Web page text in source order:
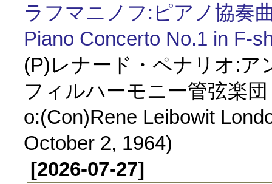
ラフマニノフ:ピアノ協奏
Piano Concerto No.1 in F-
(P)レナード・ペナリオ:ア
フィルハーモニー管弦楽
o:(Con)Rene Leibowit
October 2, 1964)
[2026-07-27]